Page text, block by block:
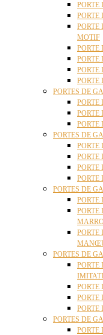
PORTE
PORTE
PORTE
MOTIF
PORTE
PORTE
PORTE
PORTE
PORTES DE
PORTE
PORTE
PORTES DE
PORTE
PORTE
PORTE
PORTE
PORTES DE
PORTE
PORTE
PORTE
PORTES DE
PORTE
PORTE
PORTE
PORTES DE
PORTE